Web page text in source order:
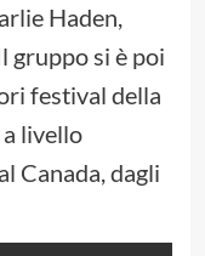
Haden,
gruppo si è poi
festival della
livello
Canada, dagli